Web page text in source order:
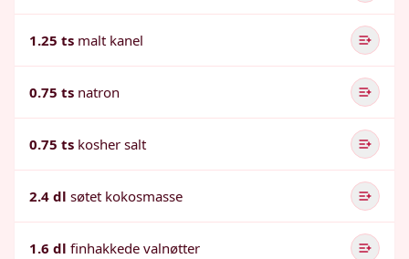
1.25 ts malt kanel
0.75 ts natron
0.75 ts kosher salt
2.4 dl søtet kokosmasse
1.6 dl finhakkede valnøtter